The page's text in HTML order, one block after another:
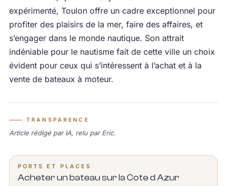
expérimenté, Toulon offre un cadre exceptionnel pour
profiter des plaisirs de la mer, faire des affaires, et
s’engager dans le monde nautique. Son attrait
indéniable pour le nautisme fait de cette ville un choix
évident pour ceux qui s’intéressent à l’achat et à la
vente de bateaux à moteur.
TRANSPARENCE
Article rédigé par IA, relu par Eric.
PORTS ET PLACES
Acheter un bateau sur la Cote d Azur